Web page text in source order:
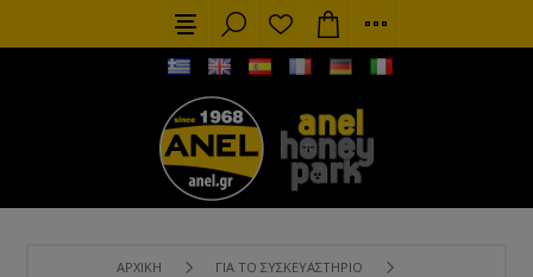
ΑΡΧΙΚΉ ΓΙΑ ΤΟ ΣΥΣΚΕΥΑΣΤΉΡΙΟ